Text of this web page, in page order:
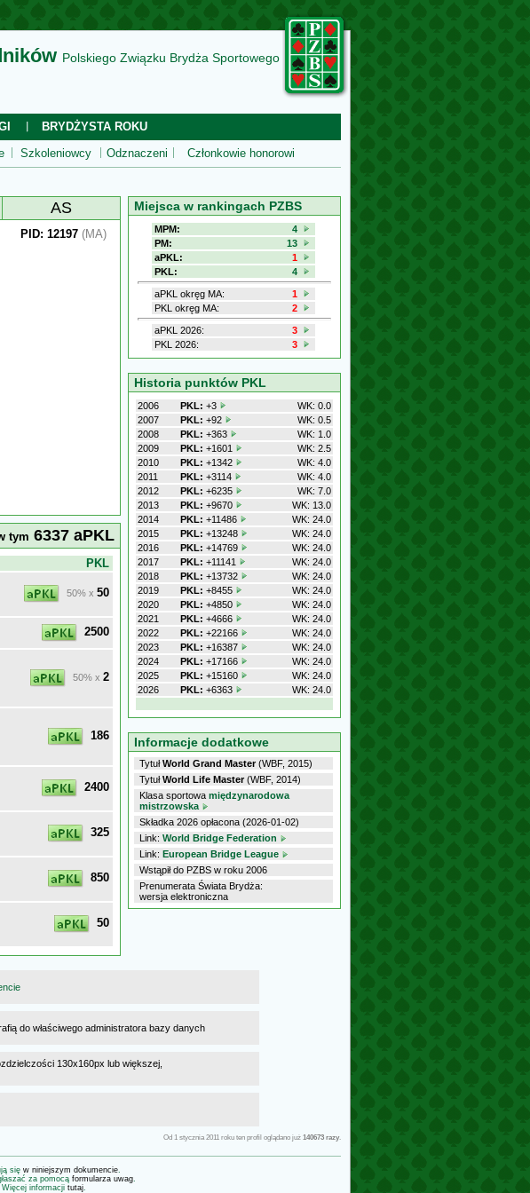
Polskiego Związku Brydża Sportowego
BRYDŻYSTA ROKU
Szkoleniowcy Odznaczeni Członkowie honorowi
AS
PID: 12197 (MA)
tym 6337 aPKL
PKL
50% x 50
2500
50% x 2
186
2400
325
850
50
Miejsca w rankingach PZBS
MPM:
4
PM:
13
aPKL:
1
PKL:
4
aPKL okręg MA:
1
PKL okręg MA:
2
aPKL 2026:
3
PKL 2026:
3
Historia punktów PKL
2006 PKL: +3
WK: 0.0
2007
PKL: +92
WK: 0.5
2008
PKL: +363
WK: 1.0
2009
PKL: +1601
WK: 2.5
2010
PKL: +1342
WK: 4.0
2011
PKL: +3114
WK: 4.0
2012
PKL: +6235
WK: 7.0
2013
PKL: +9670
WK: 13.0
2014
PKL: +11486
WK: 24.0
2015
PKL: +13248
WK: 24.0
2016
PKL: +14769
WK: 24.0
2017
PKL: +11141
WK: 24.0
2018
PKL: +13732
WK: 24.0
2019
PKL: +8455
WK: 24.0
2020
PKL: +4850
WK: 24.0
2021
PKL: +4666
WK: 24.0
2022
PKL: +22166
WK: 24.0
2023
PKL: +16387
WK: 24.0
2024
PKL: +17166
WK: 24.0
2025
PKL: +15160
WK: 24.0
2026
PKL: +6363 WK: 24.0
Informacje dodatkowe
TytułWorld Grand Master(WBF, 2015)
TytułWorld Life Master(WBF, 2014)
Klasa sportowa międzynarodowa
mistrzowska
Składka 2026 opłacona (2026-01-02)
Link: World Bridge Federation
Link: European Bridge League
Wstąpił do PZBS w roku 2006
Prenumerata Świata Brydża:
wersja elektroniczna
do właściwego administratora bazy danych
130x160px lub większej,
Od 1 stycznia 2011 roku ten profil oglądano już 140673 razy.
się w niniejszym dokumencie.
za pomocą formularza uwag.
Więcej informacji tutaj.